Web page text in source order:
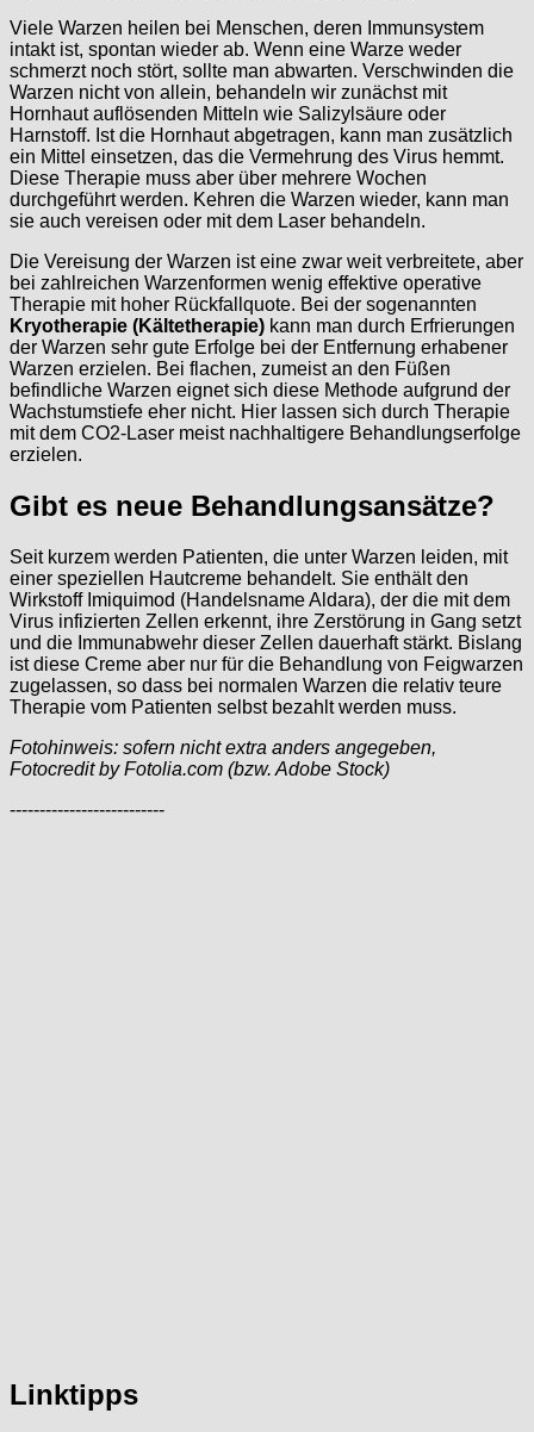
Viele Warzen heilen bei Menschen, deren Immunsystem
intakt ist, spontan wieder ab. Wenn eine Warze weder
schmerzt noch stört, sollte man abwarten. Verschwinden die
Warzen nicht von allein, behandeln wir zunächst mit
Hornhaut auflösenden Mitteln wie Salizylsäure oder
Harnstoff. Ist die Hornhaut abgetragen, kann man zusätzlich
ein Mittel einsetzen, das die Vermehrung des Virus hemmt.
Diese Therapie muss aber über mehrere Wochen
durchgeführt werden. Kehren die Warzen wieder, kann man
sie auch vereisen oder mit dem Laser behandeln.
Die Vereisung der Warzen ist eine zwar weit verbreitete, aber
bei zahlreichen Warzenformen wenig effektive operative
Therapie mit hoher Rückfallquote. Bei der sogenannten
Kryotherapie (Kältetherapie) kann man durch Erfrierungen
der Warzen sehr gute Erfolge bei der Entfernung erhabener
Warzen erzielen. Bei flachen, zumeist an den Füßen
befindliche Warzen eignet sich diese Methode aufgrund der
Wachstumstiefe eher nicht. Hier lassen sich durch Therapie
mit dem CO2-Laser meist nachhaltigere Behandlungserfolge
erzielen.
Gibt es neue Behandlungsansätze?
Seit kurzem werden Patienten, die unter Warzen leiden, mit
einer speziellen Hautcreme behandelt. Sie enthält den
Wirkstoff Imiquimod (Handelsname Aldara), der die mit dem
Virus infizierten Zellen erkennt, ihre Zerstörung in Gang setzt
und die Immunabwehr dieser Zellen dauerhaft stärkt. Bislang
ist diese Creme aber nur für die Behandlung von Feigwarzen
zugelassen, so dass bei normalen Warzen die relativ teure
Therapie vom Patienten selbst bezahlt werden muss.
Fotohinweis: sofern nicht extra anders angegeben,
Fotocredit by Fotolia.com (bzw. Adobe Stock)
--------------------------
Linktipps